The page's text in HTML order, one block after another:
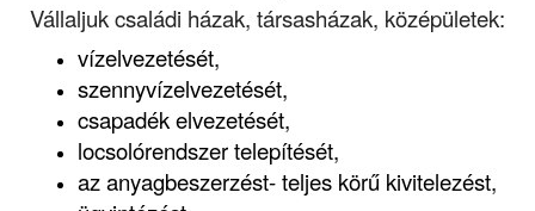
Vállaljuk családi házak, társasházak, középületek:
vízelvezetését,
szennyvízelvezetését,
csapadék elvezetését,
locsolórendszer telepítését,
az anyagbeszerzést- teljes körű kivitelezést,